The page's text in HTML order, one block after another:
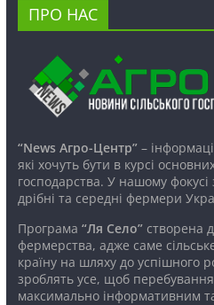
ПРО НАС
“News Агро-Центр”–
які хочуть бути в курсі
господарства. У нашому
дрібні та середні фермери
Програма “Ля Село”створена
фермерства, адже саме
країну на шляху до успішного
зроблять усе, щоб
максимально інформативним